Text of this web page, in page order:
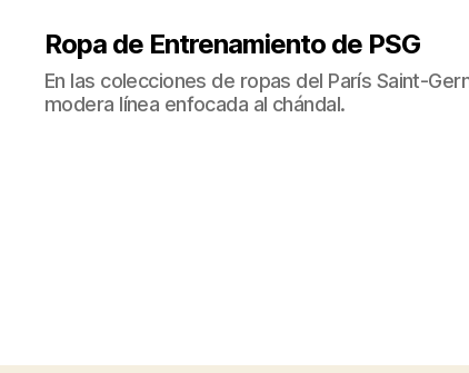
Ropa de Entrenamiento de PSG
En las colecciones de ropas del París Saint-
modera línea enfocada al chándal.